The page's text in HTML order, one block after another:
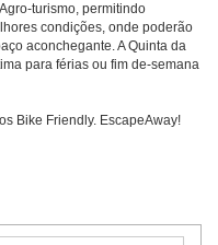
turismo, permitindo
condições, onde poderão
aconchegante. A Quinta da
para férias ou fim de-semana
Bike Friendly. EscapeAway!